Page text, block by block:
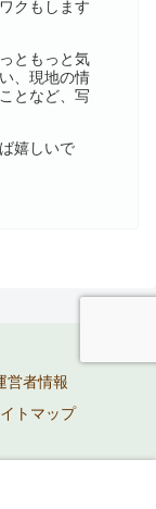
クもします
ともっと気
、現地の情
となど、写
嬉しいで
営者情報
トマップ